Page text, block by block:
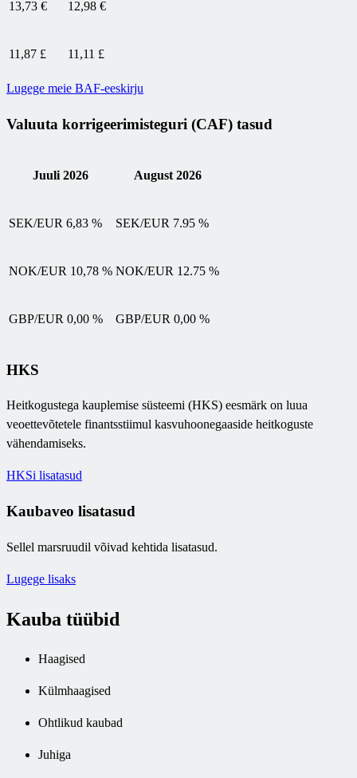
13,73 € 12,98 €
11,87 £ 11,11 £
Lugege meie BAF-eeskirju
Valuuta korrigeerimisteguri (CAF) tasud
Juuli 2026 August 2026
SEK/EUR 6,83 % SEK/EUR 7.95 %
NOK/EUR 10,78 % NOK/EUR 12.75 %
GBP/EUR 0,00 % GBP/EUR 0,00 %
HKS
Heitkogustega kauplemise süsteemi (HKS) eesmärk on luua
veoettevõtetele finantsstiimul kasvuhoonegaaside heitkoguste
vähendamiseks.
HKSi lisatasud
Kaubaveo lisatasud
Sellel marsruudil võivad kehtida lisatasud.
Lugege lisaks
Kauba tüübid
Haagised
Külmhaagised
Ohtlikud kaubad
Juhiga